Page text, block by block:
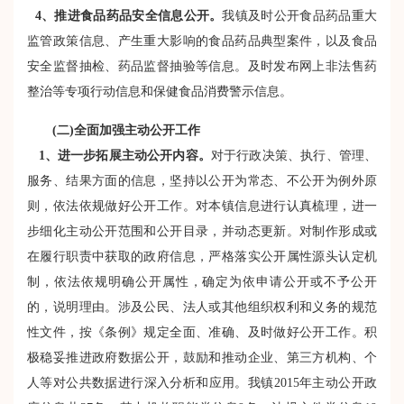
4、推进食品药品安全信息公开。我镇及时公开食品药品重大
监管政策信息、产生重大影响的食品药品典型案件，以及食品
安全监督抽检、药品监督抽验等信息。及时发布网上非法售药
整治等专项行动信息和保健食品消费警示信息。
(二)全面加强主动公开工作
1 、进一步拓展主动公开内容。 对于行政决策、执行、管理、
服务、结果方面的信息，坚持以公开为常态、不公开为例外原
则，依法依规做好公开工作。对本镇信息进行认真梳理，进一
步细化主动公开范围和公开目录，并动态更新。对制作形成或
在履行职责中获取的政府信息，严格落实公开属性源头认定机
制，依法依规明确公开属性，确定为依申请公开或不予公开
的，说明理由。涉及公民、法人或其他组织权利和义务的规范
性文件，按《条例》规定全面、准确、及时做好公开工作。积
极稳妥推进政府数据公开，鼓励和推动企业、第三方机构、个
人等对公共数据进行深入分析和应用。我镇2015年主动公开政